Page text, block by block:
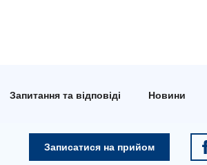
Запитання та відповіді Новини
Записатися на прийом